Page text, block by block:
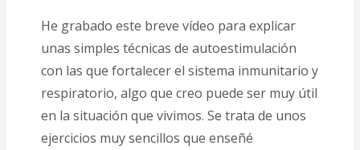
He grabado este breve vídeo para explicar
unas simples técnicas de autoestimulación
con las que fortalecer el sistema inmunitario y
respiratorio, algo que creo puede ser muy útil
en la situación que vivimos. Se trata de unos
ejercicios muy sencillos que enseñé